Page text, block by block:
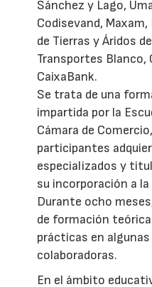
Sánchez y Lago,
Codisevand,
de Tierras y Áridos
Transportes Blanco,
CaixaBank.
Se trata de una
impartida por la
Cámara de
participantes
especializados y
su incorporación a
Durante ocho
de formación
prácticas en
colaboradoras.
En el ámbito